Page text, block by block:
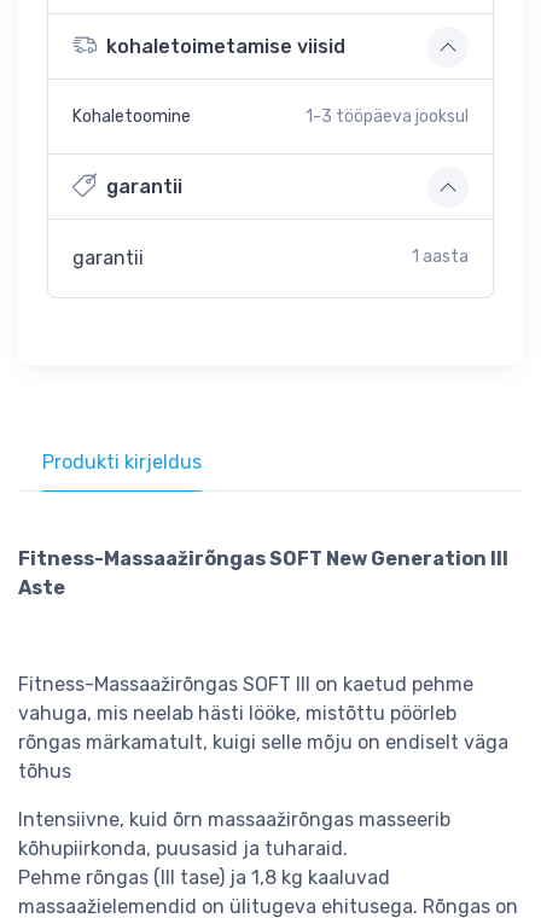
kohaletoimetamise viisid
Kohaletoomine 1-3 tööpäeva jooksul
garantii
garantii 1 aasta
Produkti kirjeldus
Fitness-Massaažirõngas SOFT New Generation III
Aste
Fitness-Massaažirõngas SOFT III on kaetud pehme
vahuga, mis neelab hästi lööke, mistõttu pöörleb
rõngas märkamatult, kuigi selle mõju on endiselt väga
tõhus
Intensiivne, kuid õrn massaažirõngas masseerib
kõhupiirkonda, puusasid ja tuharaid.
Pehme rõngas (III tase) ja 1,8 kg kaaluvad
massaažielemendid on ülitugeva ehitusega. Rõngas on